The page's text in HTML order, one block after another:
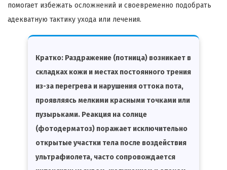
помогает избежать осложнений и своевременно подобрать
адекватную тактику ухода или лечения.
Кратко: Раздражение (потница) возникает в
складках кожи и местах постоянного трения
из-за перегрева и нарушения оттока пота,
проявляясь мелкими красными точками или
пузырьками. Реакция на солнце
(фотодерматоз) поражает исключительно
открытые участки тела после воздействия
ультрафиолета, часто сопровождается